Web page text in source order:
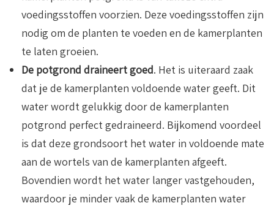
voedingsstoffen voorzien. Deze voedingsstoffen zijn
nodig om de planten te voeden en de kamerplanten
te laten groeien.
De potgrond draineert goed. Het is uiteraard zaak
dat je de kamerplanten voldoende water geeft. Dit
water wordt gelukkig door de kamerplanten
potgrond perfect gedraineerd. Bijkomend voordeel
is dat deze grondsoort het water in voldoende mate
aan de wortels van de kamerplanten afgeeft.
Bovendien wordt het water langer vastgehouden,
waardoor je minder vaak de kamerplanten water